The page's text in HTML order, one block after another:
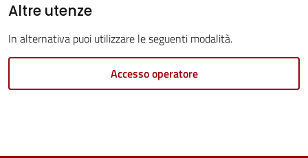
Servizi
online
gli
Altre utenze
In alternativa puoi utilizzare le seguenti modalità.
Accesso operatore